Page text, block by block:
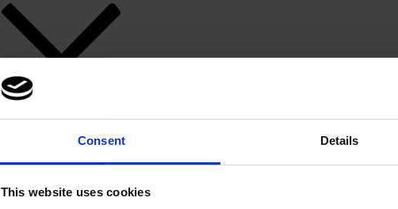
Consent Details
This website uses cookies